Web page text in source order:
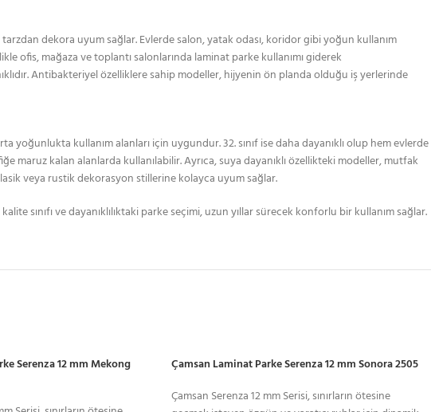
dekora uyum sağlar. Evlerde salon, yatak odası, koridor gibi yoğun kullanım
ofis, mağaza ve toplantı salonlarında laminat parke kullanımı giderek
Antibakteriyel özelliklere sahip modeller, hijyenin ön planda olduğu iş yerlerinde
yoğunlukta kullanım alanları için uygundur. 32. sınıf ise daha dayanıklı olup hem evlerde
maruz kalan alanlarda kullanılabilir. Ayrıca, suya dayanıklı özellikteki modeller, mutfak
veya rustik dekorasyon stillerine kolayca uyum sağlar.
sınıfı ve dayanıklılıktaki parke seçimi, uzun yıllar sürecek konforlu bir kullanım sağlar.
Serenza 12 mm Mekong
Çamsan Laminat Parke Serenza 12 mm Sonora 2505
Çamsan Serenza 12 mm Serisi, sınırların ötesine